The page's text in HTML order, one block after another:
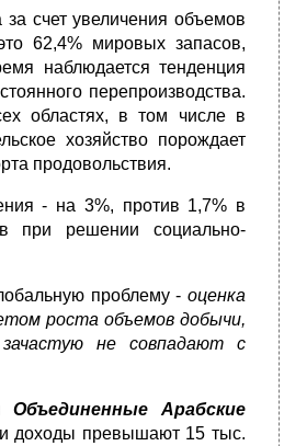
счет увеличения объемов
62,4% мировых запасов,
наблюдается тенденция
перепроизводства.
областях, в том числе в
хозяйство порождает
продовольствия.
- на 3%, против 1,7% в
при решении социально-
проблему - оценка
роста объемов добычи,
не совпадают с
Объединенные Арабские
доходы превышают 15 тыс.